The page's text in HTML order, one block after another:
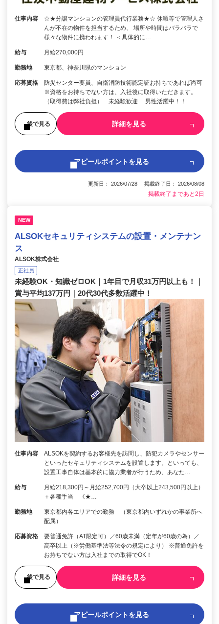
仕事内容
☆★分譲マンションの管理員代行業務★☆ 休暇等で管理人さ
んが不在の物件を担当するため、 場所や時間はバラバラで
様々な物件に携われます！ ＜具体的に…
給与 月給270,000円
勤務地 東京都、神奈川県のマンション
応募資格
防災センター要員、自衛消防技術認定証お持ちであれば尚可
※資格をお持ちでない方は、入社後に取得いただきます。
（取得費は弊社負担） 未経験歓迎 男性活躍中！！
後で見る 詳細を見る
アピールポイントを見る
更新日： 2026/07/28 掲載終了日： 2026/08/08
掲載終了まであと2日
NEW
ALSOKセキュリティシステムの設置・メンテナン
ス
ALSOK株式会社
正社員
未経験OK・知識ゼロOK｜1年目で月収31万円以上も！｜
賞与平均137万円｜20代30代多数活躍中！
仕事内容
ALSOKを契約するお客様先を訪問し、防犯カメラやセンサー
といったセキュリティシステムを設置します。といっても、
設置工事自体は基本的に協力業者が行うため、あなた…
給与
月給218,300円～月給252,700円（大卒以上243,500円以上）
＋各種手当 《★…
勤務地
東京都内各エリアでの勤務 （東京都内いずれかの事業所へ
配属）
応募資格
要普通免許（AT限定可）／60歳未満（定年が60歳の為）／
高卒以上（※労働基準法等法令の規定により） ※普通免許を
お持ちでない方は入社までの取得でOK！
後で見る 詳細を見る
アピールポイントを見る